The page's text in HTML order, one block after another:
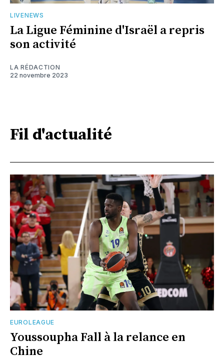
LIVENEWS
La Ligue Féminine d'Israël a repris
son activité
LA RÉDACTION
22 novembre 2023
Fil d'actualité
EUROLEAGUE
Youssoupha Fall à la relance en
Chine